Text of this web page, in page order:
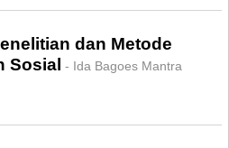
dan Metode
Sosial - Ida Bagoes Mantra